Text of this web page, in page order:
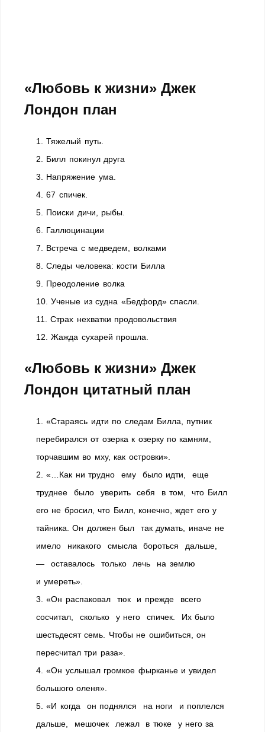
«Любовь к жизни» Джек
Лондон план
1. Тяжелый путь.
2. Билл покинул друга
3. Напряжение ума.
4. 67 спичек.
5. Поиски дичи, рыбы.
6. Галлюцинации
7. Встреча с медведем, волками
8. Следы человека: кости Билла
9. Преодоление волка
10. Ученые из судна «Бедфорд» спасли.
11. Страх нехватки продовольствия
12. Жажда сухарей прошла.
«Любовь к жизни» Джек
Лондон цитатный план
1. «Стараясь идти по следам Билла, путник
перебирался от озерка к озерку по камням,
торчавшим во мху, как островки».
2. «…Как ни трудно ему было идти, еще
труднее было уверить себя в том, что Билл
его не бросил, что Билл, конечно, ждет его у
тайника. Он должен был так думать, иначе не
имело никакого смысла бороться дальше,
— оставалось только лечь на землю
и умереть».
3. «Он распаковал тюк и прежде всего
сосчитал, сколько у него спичек. Их было
шестьдесят семь. Чтобы не ошибиться, он
пересчитал три раза».
4. «Он услышал громкое фырканье и увидел
большого оленя».
5. «И когда он поднялся на ноги и поплелся
дальше, мешочек лежал в тюке у него за